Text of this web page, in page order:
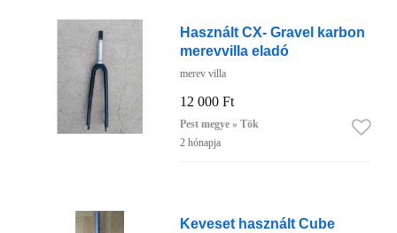
Használt CX- Gravel karbon
merevvilla eladó
merev villa
12 000 Ft
Pest megye » Tök
2 hónapja
Keveset használt Cube